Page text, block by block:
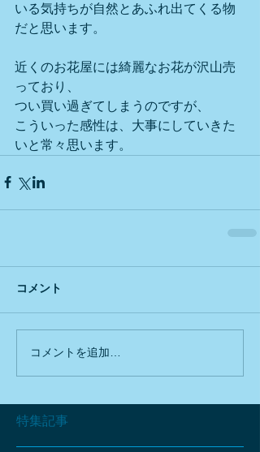
特集記事
いる気持ちが自然とあふれ出てくる物
だと思います。
近くのお花屋には綺麗なお花が沢山売
っており、
つい買い過ぎてしまうのですが、
こういった感性は、大事にしていきた
いと常々思います。
コメント
コメントを追加…